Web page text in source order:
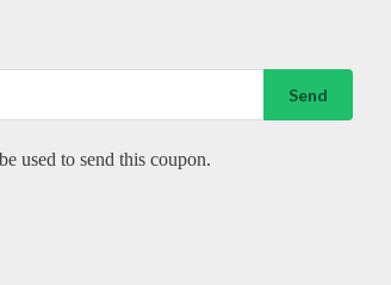
Send
used to send this coupon.